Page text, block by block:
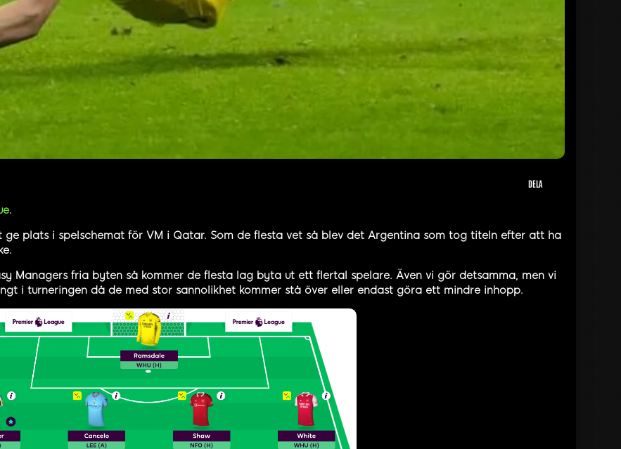
DELA
.
plats i spelschemat för VM i Qatar. Som de flesta vet så blev det Argentina som tog titeln efter att ha
Managers fria byten så kommer de flesta lag byta ut ett flertal spelare. Även vi gör detsamma, men vi
i turneringen då de med stor sannolikhet kommer stå över eller endast göra ett mindre inhopp.